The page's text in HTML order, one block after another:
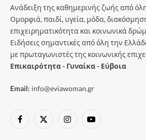
Ανάδειξη της καθημερινής ζωής από
Ομορφιά, παιδί, υγεία, μόδα,
επιχειρηματικότητα και κοινωνικά
Ειδήσεις σημαντικές από όλη την
με πρωταγωνιστές της κοινωνικής
Επικαιρότητα - Γυναίκα - Εύβοια
Email: info@eviawoman.gr
Facebook
X
InstagramYouTube